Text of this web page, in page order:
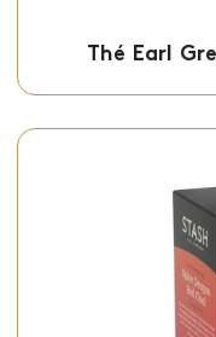
Thé Earl
Sachets de
Cette
infusée avec